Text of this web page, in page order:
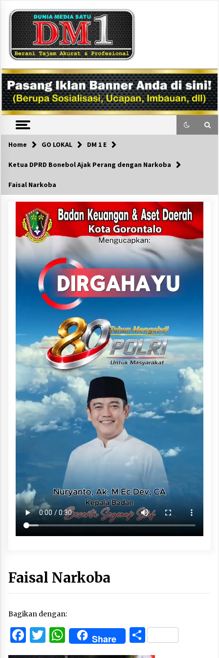
content
DM1
Home GO LOKAL DM 1 E
Ketua DPRD Bonebol Ajak Perang dengan Narkoba
Faisal Narkoba
Faisal Narkoba
Bagikan dengan:
Facebook
Twitter
WhatsApp
Share Share